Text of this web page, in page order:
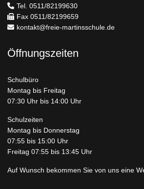
Tel. 0511/82199630
Fax 0511/82199659
kontakt@freie-martinsschule.de
Öffnungszeiten
Schulbüro
Montag bis Freitag
07:30 Uhr bis 14:00 Uhr
Schulzeiten
Montag bis Donnerstag
07:55 bis 15:00 Uhr
Freitag 07:55 bis 13:45 Uhr
Auf Wunsch bekommen Sie von uns eine